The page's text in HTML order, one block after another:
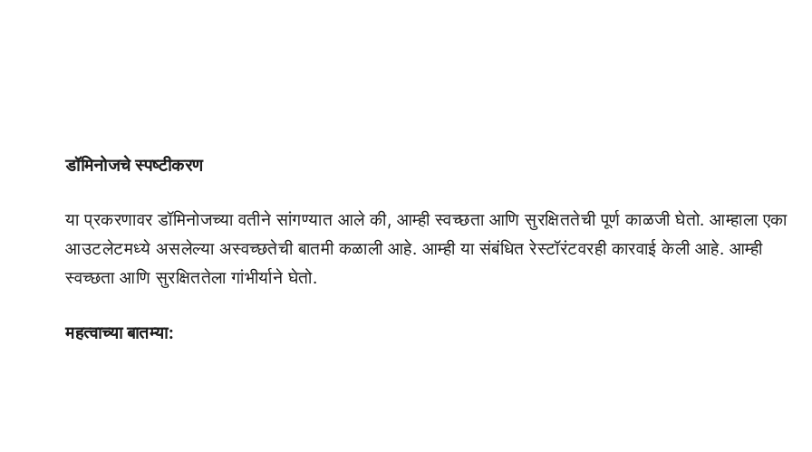
डॉमिनोजचे स्पष्टीकरण
या प्रकरणावर डॉमिनोजच्या वतीने सांगण्यात आले की, आम्ही स्वच्छता आणि सुरक्षिततेची पूर्ण काळजी घेतो. आम्हाला एका
आउटलेटमध्ये असलेल्या अस्वच्छतेची बातमी कळाली आहे. आम्ही या संबंधित रेस्टॉरंटवरही कारवाई केली आहे. आम्ही
स्वच्छता आणि सुरक्षिततेला गांभीर्याने घेतो.
महत्वाच्या बातम्या: